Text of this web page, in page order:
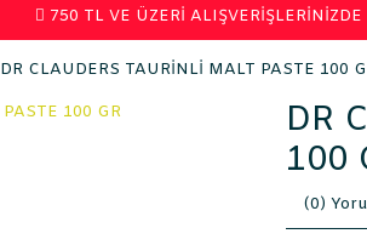
750 TL VE ÜZERİ ALIŞVERİŞLERİNİZDE
DR CLAUDERS TAURİNLİ MALT PASTE 100
DR
100
(0)